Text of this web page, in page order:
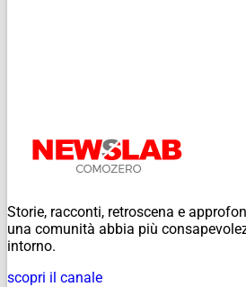
Storie, racconti, retroscena e
una comunità abbia più
intorno.
scopri il canale